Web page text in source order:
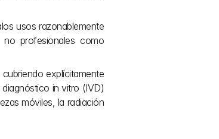
usos razonablemente
no profesionales como
explícitamente
in vitro (IVD)
móviles, la radiación